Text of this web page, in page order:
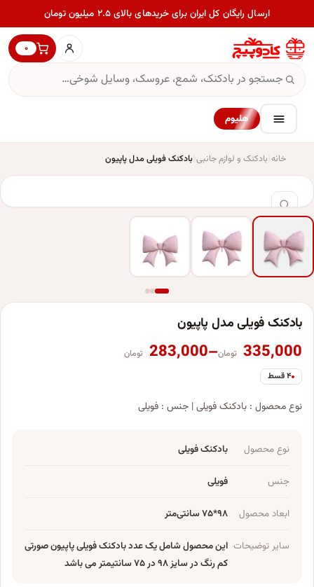
ارسال رایگان کل ایران برای خریدهای بالای ۲.۵ میلیون تومان
۰
هلیوم
خانه بادکنک و لوازم جانبی بادکنک فویلی مدل پاپیون
بادکنک فویلی مدل پاپیون
335,000 تومان–
283,000 تومان Price range: 283,000 تومان through 335,000 تومان
۴ قسط
نوع محصول : بادکنک فویلی | جنس : فویلی
نوع محصول بادکنک فویلی
جنس فویلی
ابعاد محصول ۹۸*۷۵ سانتی‌متر
سایر توضیحات این محصول شامل یک عدد بادکنک فویلی پاپیون صورتی
کم رنگ در سایز ۹۸ در ۷۵ سانتیمتر می باشد